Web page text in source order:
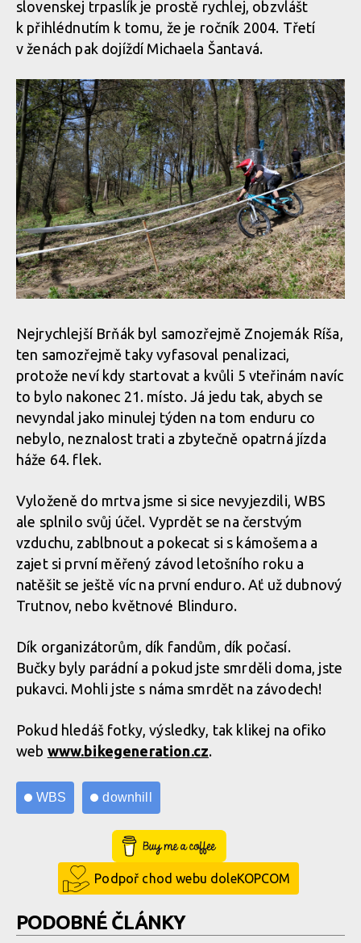
slovenskej trpaslík je prostě rychlej, obzvlášt
k přihlédnutím k tomu, že je ročník 2004. Třetí
v ženách pak dojíždí Michaela Šantavá.
Nejrychlejší Brňák byl samozřejmě Znojemák Ríša,
ten samozřejmě taky vyfasoval penalizaci,
protože neví kdy startovat a kvůli 5 vteřinám navíc
to bylo nakonec 21. místo. Já jedu tak, abych se
nevyndal jako minulej týden na tom enduru co
nebylo, neznalost trati a zbytečně opatrná jízda
háže 64. flek.
Vyloženě do mrtva jsme si sice nevyjezdili, WBS
ale splnilo svůj účel. Vyprdět se na čerstvým
vzduchu, zablbnout a pokecat si s kámošema a
zajet si první měřený závod letošního roku a
natěšit se ještě víc na první enduro. Ať už dubnový
Trutnov, nebo květnové Blinduro.
Dík organizátorům, dík fandům, dík počasí.
Bučky byly parádní a pokud jste smrděli doma, jste
pukavci. Mohli jste s náma smrdět na závodech!
Pokud hledáš fotky, výsledky, tak klikej na ofiko
web www.bikegeneration.cz.
WBS downhill
Buy Me a Coffee
Podpoř chod webu doleKOPCOM
PODOBNÉ ČLÁNKY